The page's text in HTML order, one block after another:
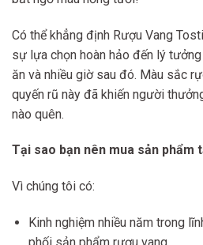
Có thể khẳng định Rượu Vang
sự lựa chọn hoàn hảo đến lý
ăn và nhiều giờ sau đó. Màu sắc
quyến rũ này đã khiến người
nào quên.
Tại sao bạn nên mua sản phẩm
Vì chúng tôi có:
Kinh nghiệm nhiều năm trong